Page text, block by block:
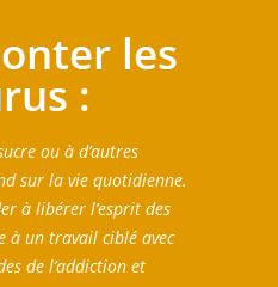
les
:
ou à d’autres
sur la vie quotidienne.
à libérer l’esprit des
à un travail ciblé avec
de l’addiction et